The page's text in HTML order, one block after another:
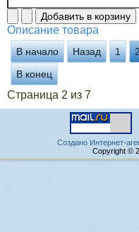
Описание товара
В начало Назад 1
В конец
Страница 2 из 7
Создано Интернет-
Copyright ©